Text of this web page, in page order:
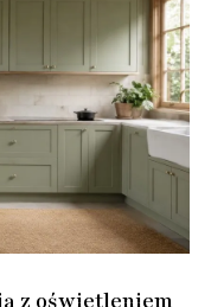
z oświetleniem